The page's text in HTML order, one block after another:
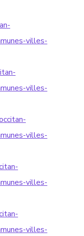
villes-
villes-
villes-
villes-
villes-